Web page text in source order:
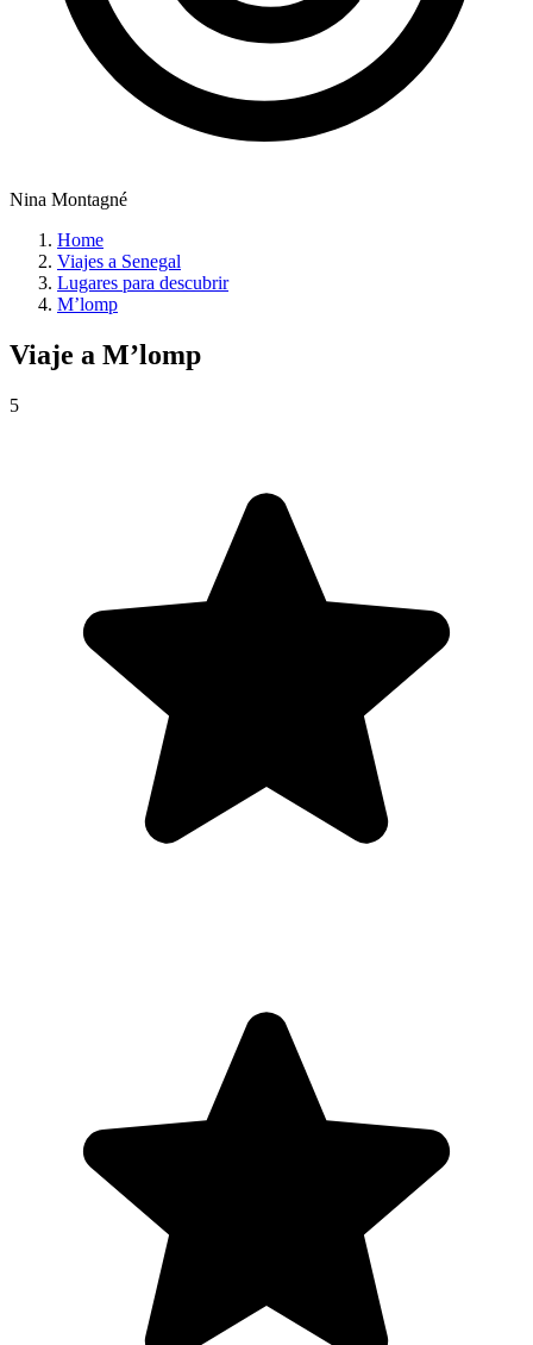
Nina Montagné
Home
Viajes a Senegal
Lugares para descubrir
M’lomp
Viaje a M’lomp
5